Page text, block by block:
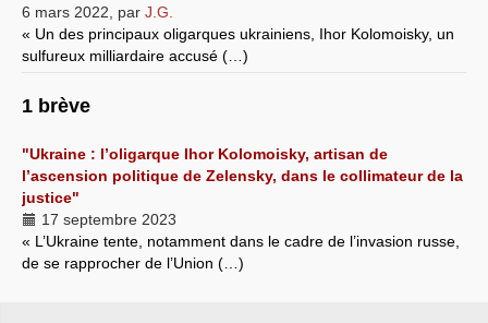
6 mars 2022
par J.G.
« Un des principaux oligarques ukrainiens, Ihor Kolomoisky, un
sulfureux milliardaire accusé (…)
1 brève
"Ukraine : l’oligarque Ihor Kolomoisky, artisan de
l’ascension politique de Zelensky, dans le collimateur de la
justice"
17 septembre 2023
« L’Ukraine tente, notamment dans le cadre de l’invasion russe,
de se rapprocher de l’Union (…)